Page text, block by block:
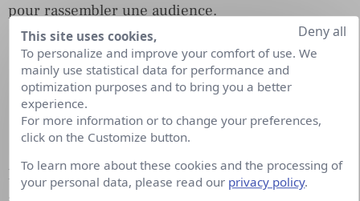
pour rassembler une audience.
Même si c’est bien « l’entertainment » au sens
This site uses cookies,
To personalize and improve your comfort of use. We
mainly use statistical data for performance and
optimization purposes and to bring you a better
experience.
For more information or to change your preferences,
click on the Customize button.
To learn more about these cookies and the processing of
your personal data, please read our privacy policy.
Deny all